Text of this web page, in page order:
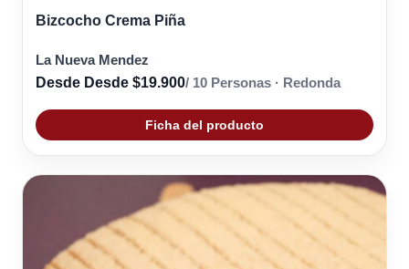
Bizcocho Crema Piña
La Nueva Mendez
Desde Desde $19.900/ 10 Personas · Redonda
Ficha del producto